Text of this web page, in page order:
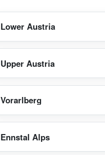
Lower Austria
Upper Austria
Vorarlberg
Ennstal Alps